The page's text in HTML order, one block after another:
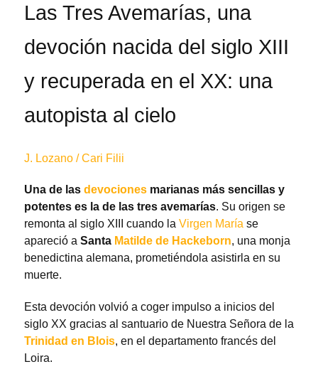
Las Tres Avemarías, una
devoción nacida del siglo XIII
y recuperada en el XX: una
autopista al cielo
J. Lozano / Cari Filii
Una de las devociones marianas más sencillas y
potentes es la de las tres avemarías. Su origen se
remonta al siglo XIII cuando la Virgen María se
apareció a Santa Matilde de Hackeborn, una monja
benedictina alemana, prometiéndola asistirla en su
muerte.
Esta devoción volvió a coger impulso a inicios del
siglo XX gracias al santuario de Nuestra Señora de la
Trinidad en Blois, en el departamento francés del
Loira.